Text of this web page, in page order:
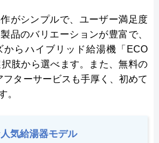
がシンプルで、ユーザー満足度
品のバリエーションが豊富で、
からハイブリッド給湯機「ECO
肢から選べます。また、無料の
ターサービスも手厚く、初めて
。
気給湯器モデル